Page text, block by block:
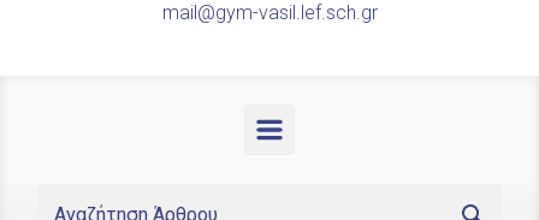
mail@gym-vasil.lef.sch.gr